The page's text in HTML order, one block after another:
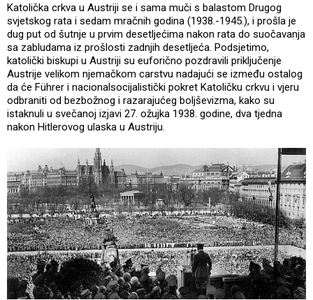
Katolička crkva u Austriji se i sama muči s balastom Drugog
svjetskog rata i sedam mračnih godina (1938.-1945.), i prošla je
dug put od šutnje u prvim desetljećima nakon rata do suočavanja
sa zabludama iz prošlosti zadnjih desetljeća. Podsjetimo,
katolički biskupi u Austriji su euforično pozdravili priključenje
Austrije velikom njemačkom carstvu nadajući se između ostalog
da će Führer i nacionalsocijalistički pokret Katoličku crkvu i vjeru
odbraniti od bezbožnog i razarajućeg boljševizma, kako su
istaknuli u svečanoj izjavi 27. ožujka 1938. godine, dva tjedna
nakon Hitlerovog ulaska u Austriju.